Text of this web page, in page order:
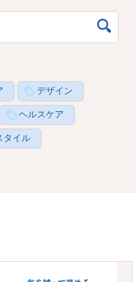
デザイン
ヘルスケア
タイル